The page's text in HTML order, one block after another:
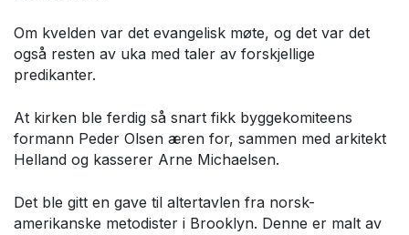
Om kvelden var det evangelisk møte, og det var det
også resten av uka med taler av forskjellige
predikanter.
At kirken ble ferdig så snart fikk byggekomiteens
formann Peder Olsen æren for, sammen med arkitekt
Helland og kasserer Arne Michaelsen.
Det ble gitt en gave til altertavlen fra norsk-
amerikanske metodister i Brooklyn. Denne er malt av